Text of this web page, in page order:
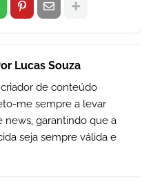
Lucas Souza
de conteúdo
me sempre a levar
news, garantindo que a
seja sempre válida e